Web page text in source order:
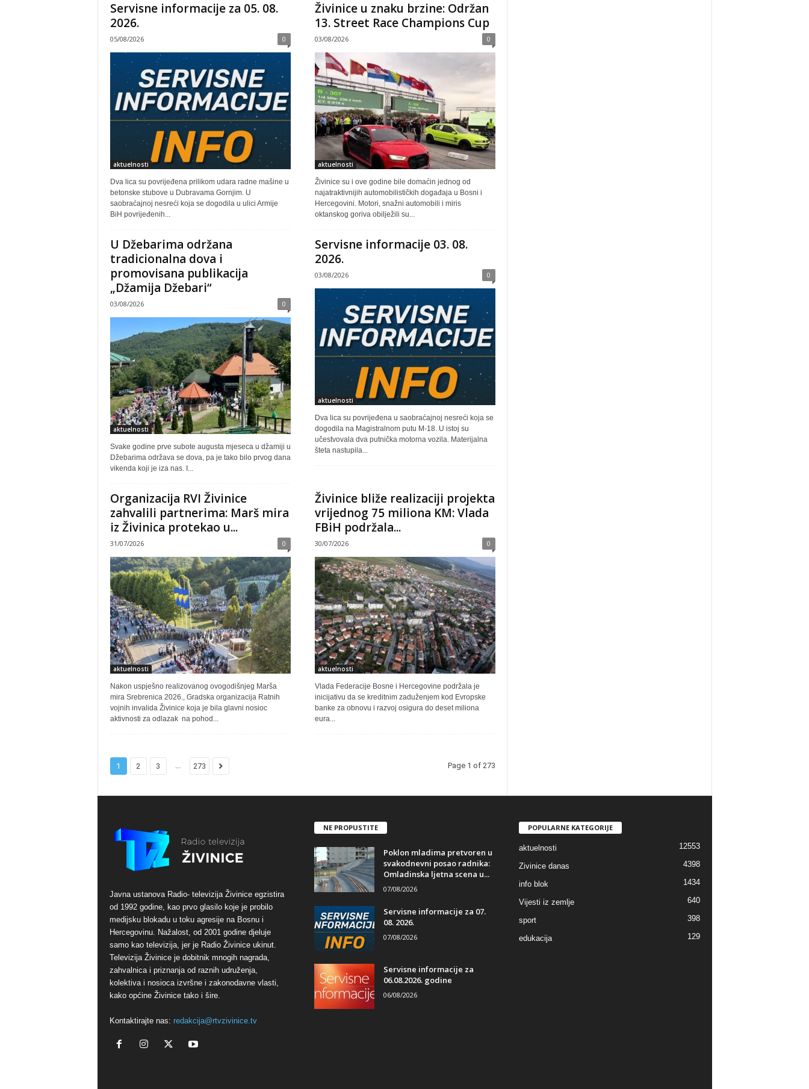
Servisne informacije za 05. 08.
2026.
05/08/2026 0
aktuelnosti
Dva lica su povrijeđena prilikom udara radne mašine u
betonske stubove u Dubravama Gornjim. U
saobraćajnoj nesreći koja se dogodila u ulici Armije
BiH povrijeđenih...
Živinice u znaku brzine: Održan
13. Street Race Champions Cup
03/08/2026 0
aktuelnosti
Živinice su i ove godine bile domaćin jednog od
najatraktivnijih automobilističkih događaja u Bosni i
Hercegovini. Motori, snažni automobili i miris
oktanskog goriva obilježili su...
U Džebarima održana
tradicionalna dova i
promovisana publikacija
„Džamija Džebari“
03/08/2026 0
aktuelnosti
Svake godine prve subote augusta mjeseca u džamiji u
Džebarima održava se dova, pa je tako bilo prvog dana
vikenda koji je iza nas. I...
Servisne informacije 03. 08.
2026.
03/08/2026 0
aktuelnosti
Dva lica su povrijeđena u saobraćajnoj nesreći koja se
dogodila na Magistralnom putu M-18. U istoj su
učestvovala dva putnička motorna vozila. Materijalna
šteta nastupila...
Organizacija RVI Živinice
zahvalili partnerima: Marš mira
iz Živinica protekao u...
31/07/2026 0
aktuelnosti
Nakon uspješno realizovanog ovogodišnjeg Marša
mira Srebrenica 2026., Gradska organizacija Ratnih
vojnih invalida Živinice koja je bila glavni nosioc
aktivnosti za odlazak na pohod...
Živinice bliže realizaciji projekta
vrijednog 75 miliona KM: Vlada
FBiH podržala...
30/07/2026 0
aktuelnosti
Vlada Federacije Bosne i Hercegovine podržala je
inicijativu da se kreditnim zaduženjem kod Evropske
banke za obnovu i razvoj osigura do deset miliona
eura...
1 2 3 ... 273 Page 1 of 273
Javna ustanova Radio- televizija Živinice egzistira
od 1992 godine, kao prvo glasilo koje je probilo
medijsku blokadu u toku agresije na Bosnu i
Hercegovinu. Nažalost, od 2001 godine djeluje
samo kao televizija, jer je Radio Živinice ukinut.
Televizija Živinice je dobitnik mnogih nagrada,
zahvalnica i priznanja od raznih udruženja,
kolektiva i nosioca izvršne i zakonodavne vlasti,
kako općine Živinice tako i šire.
Kontaktirajte nas: redakcija@rtvzivinice.tv
NE PROPUSTITE
Poklon mladima pretvoren u
svakodnevni posao radnika:
Omladinska ljetna scena u...
07/08/2026
Servisne informacije za 07.
08. 2026.
07/08/2026
Servisne informacije za
06.08.2026. godine
06/08/2026
POPULARNE KATEGORIJE
aktuelnosti 12553
Zivinice danas 4398
info blok 1434
Vijesti iz zemlje 640
sport 398
edukacija 129